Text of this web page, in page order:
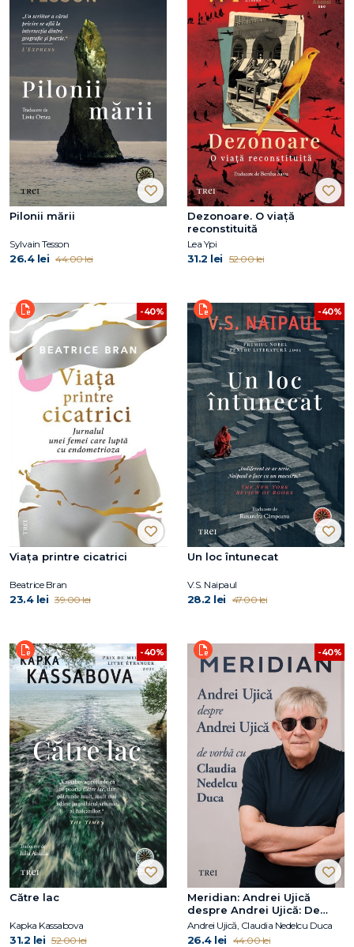
Pilonii mării
Sylvain Tesson
26.4 lei 44.00 lei
Dezonoare. O viață
reconstituită
Lea Ypi
31.2 lei 52.00 lei
-40%
Viaţa printre cicatrici
Beatrice Bran
23.4 lei 39.00 lei
-40%
Un loc întunecat
V.S. Naipaul
28.2 lei 47.00 lei
-40%
Către lac
Kapka Kassabova
31.2 lei 52.00 lei
-40%
Meridian: Andrei Ujică
despre Andrei Ujică: De
vorbă cu Claudia Nedelcu
Duca
Andrei Ujică, Claudia Nedelcu Duca
26.4 lei 44.00 lei